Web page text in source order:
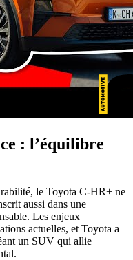
: l’équilibre
le Toyota C-HR+ ne
aussi dans une
Les enjeux
actuelles, et Toyota a
un SUV qui allie